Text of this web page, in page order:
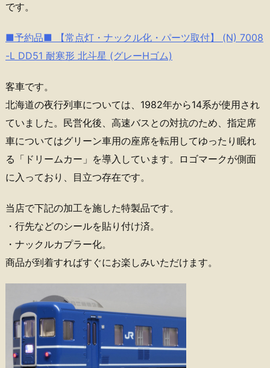
です。
■予約品■ 【常点灯・ナックル化・パーツ取付】 (N) 7008
-L DD51 耐寒形 北斗星 (グレーHゴム)
客車です。
北海道の夜行列車については、1982年から14系が使用され
ていました。民営化後、高速バスとの対抗のため、指定席
車についてはグリーン車用の座席を転用してゆったり眠れ
る「ドリームカー」を導入しています。ロゴマークが側面
に入っており、目立つ存在です。
当店で下記の加工を施した特製品です。
・行先などのシールを貼り付け済。
・ナックルカプラー化。
商品が到着すればすぐにお楽しみいただけます。